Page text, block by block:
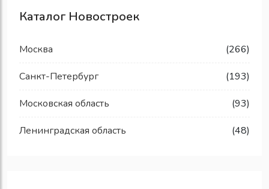
Каталог Новостроек
Москва (266)
Санкт-Петербург (193)
Московская область (93)
Ленинградская область (48)